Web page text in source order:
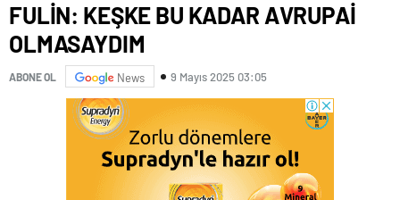
FULİN: KEŞKE BU KADAR AVRUPAİ
OLMASAYDIM
ABONE OL News 9 Mayıs 2025 03:05